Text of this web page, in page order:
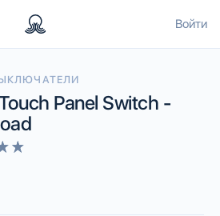
Войти
Panel Switch -